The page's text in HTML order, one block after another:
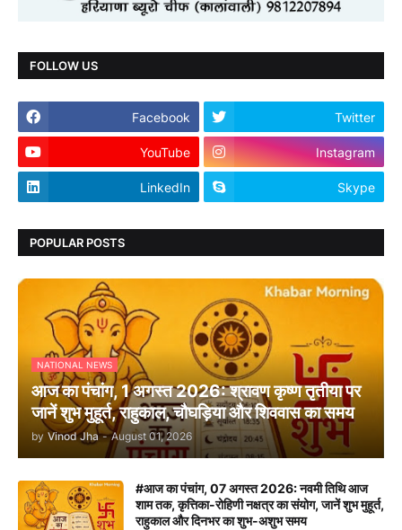
FOLLOW US
Facebook Twitter
YouTube Instagram
LinkedIn Skype
POPULAR POSTS
NATIONAL NEWS
आज का पंचांग, 1 अगस्त 2026: श्रावण कृष्ण तृतीया पर
जानें शुभ मुहूर्त, राहुकाल, चौघड़िया और शिववास का समय
by Vinod Jha - August 01, 2026
#आज का पंचांग, 07 अगस्त 2026: नवमी तिथि आज
शाम तक, कृत्तिका-रोहिणी नक्षत्र का संयोग, जानें शुभ मुहूर्त,
राहुकाल और दिनभर का शुभ-अशुभ समय